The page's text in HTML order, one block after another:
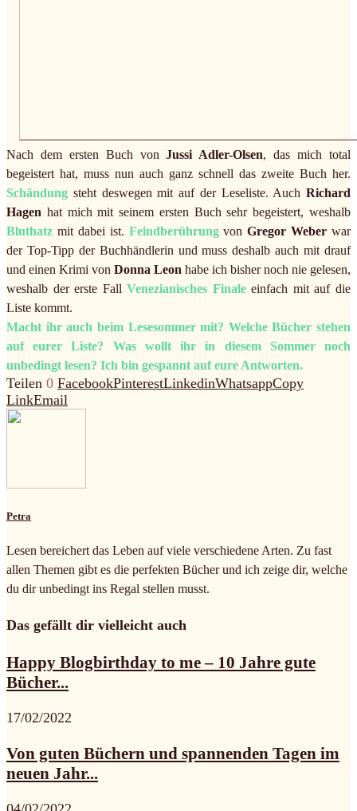
Nach dem ersten Buch vonJussi Adler-Olsen, das mich total
begeistert hat, muss nun auch ganz schnell das zweite Buch her.
Schändung steht deswegen mit auf der Leseliste. Auch Richard
Hagen hat mich mit seinem ersten Buch sehr begeistert, weshalb
Bluthatz mit dabei ist. FeindberührungvonGregor Weber war
der Top-Tipp der Buchhändlerin und muss deshalb auch mit drauf
und einen Krimi von Donna Leon habe ich bisher noch nie gelesen,
weshalb der erste FallVenezianisches Finaleeinfach mit auf die
Liste kommt.
Macht ihr auch beim Lesesommer mit? Welche Bücher stehen
auf eurer Liste? Was wollt ihr in diesem Sommer noch
unbedingt lesen? Ich bin gespannt auf eure Antworten.
Teilen 0 FacebookPinterestLinkedinWhatsappCopy
LinkEmail
Petra
Lesen bereichert das Leben auf viele verschiedene Arten. Zu fast
allen Themen gibt es die perfekten Bücher und ich zeige dir, welche
du dir unbedingt ins Regal stellen musst.
Das gefällt dir vielleicht auch
Happy Blogbirthday to me – 10 Jahre gute
Bücher...
17/02/2022
Von guten Büchern und spannenden Tagen im
neuen Jahr...